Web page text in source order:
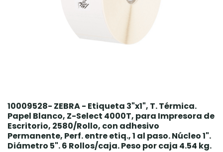
10009528- ZEBRA - Etiqueta 3"x1", T. Térmica.
Papel Blanco, Z-Select 4000T, para Impresora de
Escritorio, 2580/Rollo, con adhesivo
Permanente, Perf. entre etiq., 1 al paso. Núcleo 1".
Diámetro 5". 6 Rollos/caja. Peso por caja 4.54 kg.